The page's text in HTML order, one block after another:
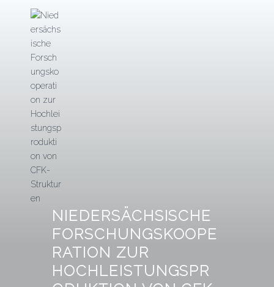
springen
NIEDERSÄCHSISCHE
FORSCHUNGSKOOPE
RATION ZUR
HOCHLEISTUNGSPR